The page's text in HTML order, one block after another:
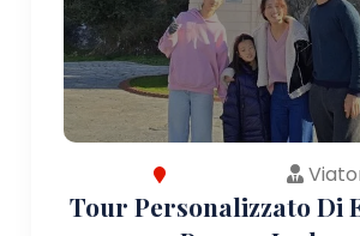
Tour Personalizzato Di